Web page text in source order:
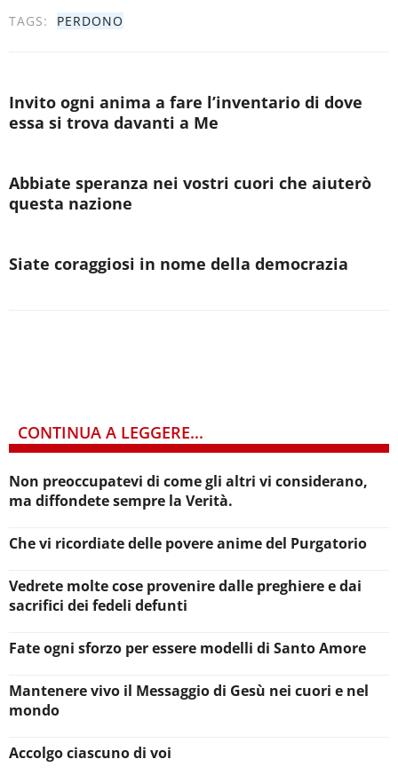
TAGS: PERDONO
Invito ogni anima a fare l’inventario di dove
essa si trova davanti a Me
Abbiate speranza nei vostri cuori che aiuterò
questa nazione
Siate coraggiosi in nome della democrazia
CONTINUA A LEGGERE...
Non preoccupatevi di come gli altri vi considerano,
ma diffondete sempre la Verità.
Che vi ricordiate delle povere anime del Purgatorio
Vedrete molte cose provenire dalle preghiere e dai
sacrifici dei fedeli defunti
Fate ogni sforzo per essere modelli di Santo Amore
Mantenere vivo il Messaggio di Gesù nei cuori e nel
mondo
Accolgo ciascuno di voi